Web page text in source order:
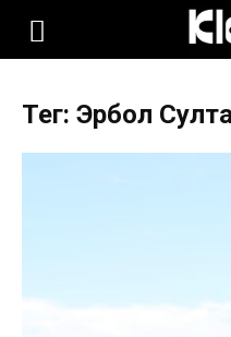
KLOOP.KG
Кыргызстана
Тег: Эрбол